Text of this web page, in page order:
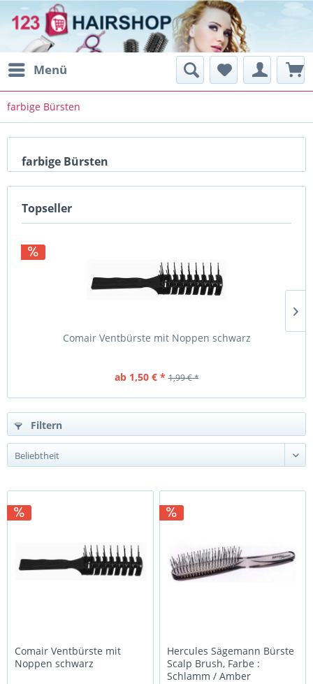
Menü
farbige Bürsten
farbige Bürsten
Topseller
Comair Ventbürste mit Noppen schwarz
ab 1,50 € * 1,99 € *
Filtern
Comair Ventbürste mit
Noppen schwarz
Hercules Sägemann Bürste
Scalp Brush, Farbe :
Schlamm / Amber